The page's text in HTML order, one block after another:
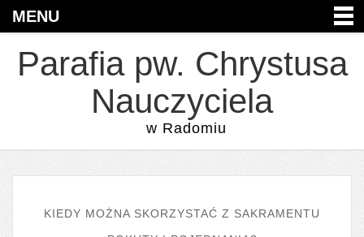
MENU
Parafia pw. Chrystusa
Nauczyciela
w Radomiu
KIEDY MOŻNA SKORZYSTAĆ Z SAKRAMENTU